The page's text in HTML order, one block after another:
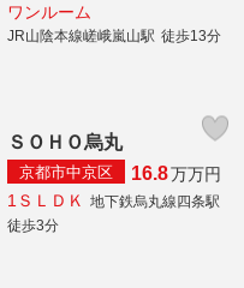
ワンルーム
JR山陰本線嵯峨嵐山駅 徒歩13分
ＳＯＨＯ烏丸
京都市中京区 16.8万万円
1ＳＬＤＫ 地下鉄烏丸線四条駅
徒歩3分